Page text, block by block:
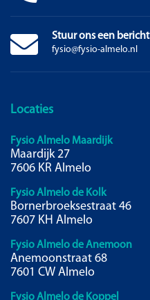
Stuur ons een bericht
fysio@fysio-almelo.nl
Locaties
Fysio Almelo Maardijk
Maardijk 27
7606 KR Almelo
Fysio Almelo de Kolk
Bornerbroeksestraat 46
7607 KH Almelo
Fysio Almelo de Anemoon
Anemoonstraat 68
7601 CW Almelo
Fysio Almelo de Koppel